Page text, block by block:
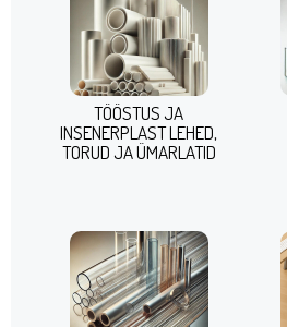
TÖÖSTUS JA
INSENERPLAST LEHED,
TORUD JA ÜMARLATID